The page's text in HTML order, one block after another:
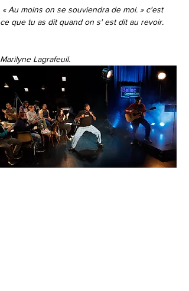
ce que tu as dit quand on s' est dit au revoir.
Marilyne Lagrafeuil.